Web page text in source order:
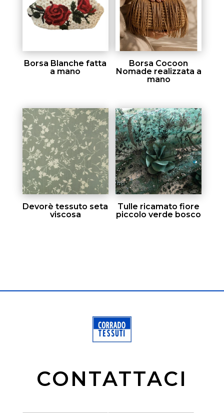
Borsa Blanche fatta
a mano
Borsa Cocoon
Nomade realizzata a
mano
Devorè tessuto seta
viscosa
Tulle ricamato fiore
piccolo verde bosco
CONTATTACI